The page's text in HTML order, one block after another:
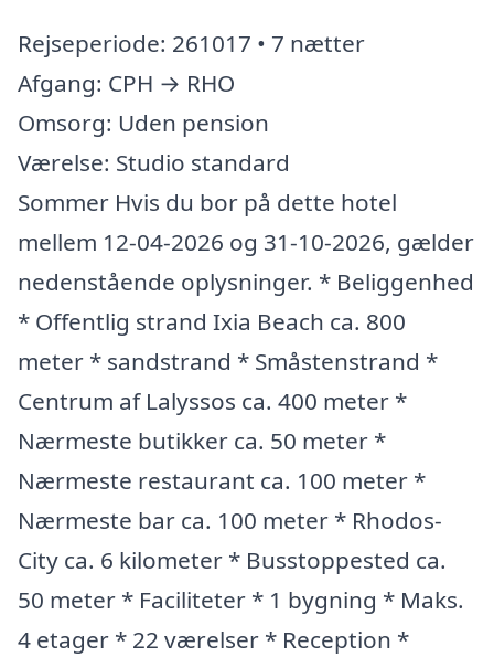
Rejseperiode: 261017 • 7 nætter
Afgang: CPH → RHO
Omsorg: Uden pension
Værelse: Studio standard
Sommer Hvis du bor på dette hotel
mellem 12-04-2026 og 31-10-2026, gælder
nedenstående oplysninger. * Beliggenhed
* Offentlig strand Ixia Beach ca. 800
meter * sandstrand * Småstenstrand *
Centrum af Lalyssos ca. 400 meter *
Nærmeste butikker ca. 50 meter *
Nærmeste restaurant ca. 100 meter *
Nærmeste bar ca. 100 meter * Rhodos-
City ca. 6 kilometer * Busstoppested ca.
50 meter * Faciliteter * 1 bygning * Maks.
4 etager * 22 værelser * Reception *